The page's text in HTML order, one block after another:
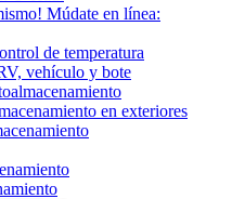
Múdate en línea:
de temperatura
vehículo y bote
en exteriores